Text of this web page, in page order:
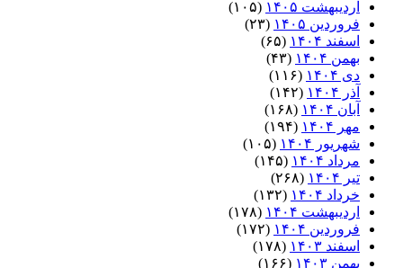
اردیبهشت ۱۴۰۵
(۱۰۵)
فروردین ۱۴۰۵
(۲۳)
اسفند ۱۴۰۴
(۶۵)
بهمن ۱۴۰۴
(۴۳)
دی ۱۴۰۴
(۱۱۶)
آذر ۱۴۰۴
(۱۴۲)
آبان ۱۴۰۴
(۱۶۸)
مهر ۱۴۰۴
(۱۹۴)
شهریور ۱۴۰۴
(۱۰۵)
مرداد ۱۴۰۴
(۱۴۵)
تیر ۱۴۰۴
(۲۶۸)
خرداد ۱۴۰۴
(۱۳۲)
اردیبهشت ۱۴۰۴
(۱۷۸)
فروردین ۱۴۰۴
(۱۷۲)
اسفند ۱۴۰۳
(۱۷۸)
بهمن ۱۴۰۳
(۱۶۶)